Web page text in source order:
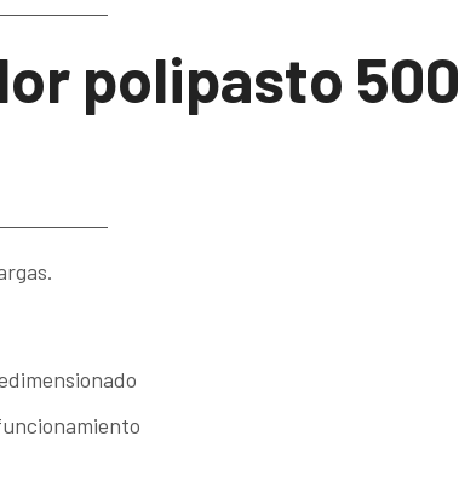
polipasto 500